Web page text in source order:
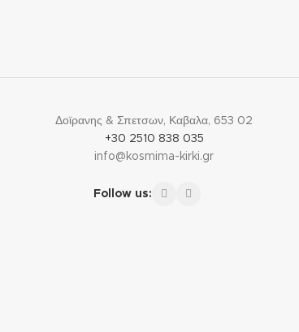
Δοϊρανης & Σπετσων, Καβαλα, 653 02
+30 2510 838 035
info@kosmima-kirki.gr
Follow us: